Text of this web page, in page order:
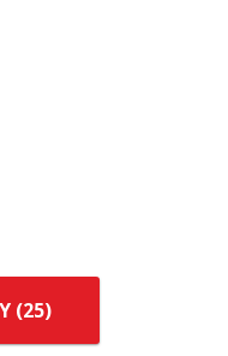
(25)